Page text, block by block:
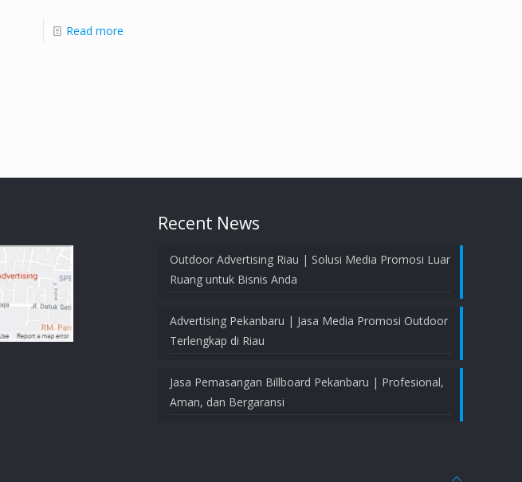
Read more
Recent News
Outdoor Advertising Riau | Solusi Media Promosi Luar
Ruang untuk Bisnis Anda
Advertising Pekanbaru | Jasa Media Promosi Outdoor
Terlengkap di Riau
Jasa Pemasangan Billboard Pekanbaru | Profesional,
Aman, dan Bergaransi